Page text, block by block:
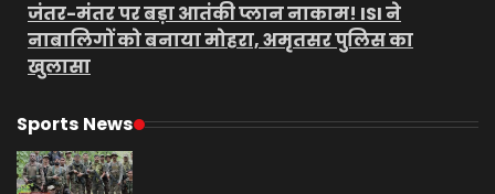
जंतर-मंतर पर बड़ा आतंकी प्लान नाकाम! ISI ने
नाबालिगों को बनाया मोहरा, अमृतसर पुलिस का
खुलासा
Sports News